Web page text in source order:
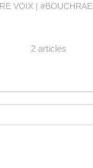
VOIX
2 articles